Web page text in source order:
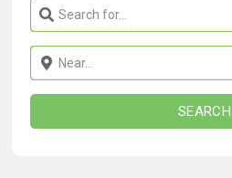
SEARCH